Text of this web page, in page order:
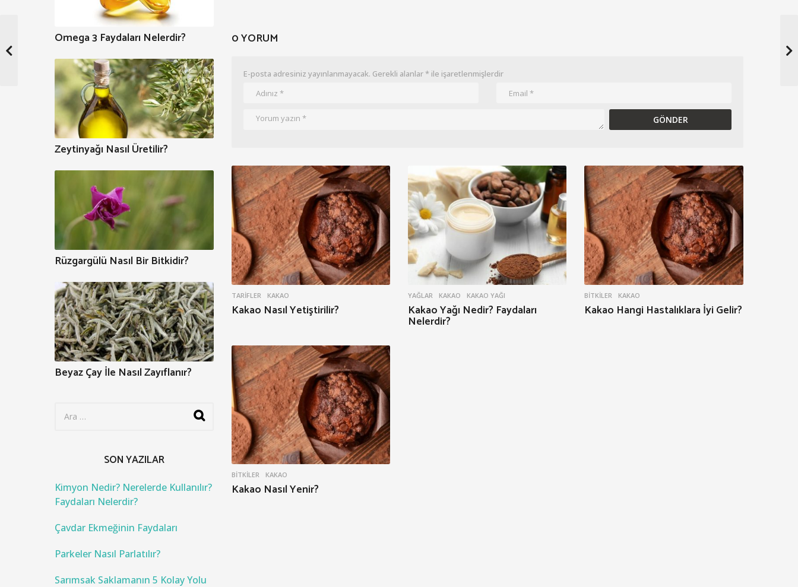
0 YORUM
E-posta adresiniz yayınlanmayacak. Gerekli alanlar*ile işaretlenmişlerdir
TARIFLER KAKAO
Kakao Nasıl Yetiştirilir?
YAĞLAR KAKAO ,KAKAO YAĞI
Kakao Yağı Nedir? Faydaları
Nelerdir?
BITKILER KAKAO
Kakao Hangi Hastalıklara İyi Gelir?
BITKILER KAKAO
Kakao Nasıl Yenir?
Omega 3 Faydaları Nelerdir?
Zeytinyağı Nasıl Üretilir?
Rüzgargülü Nasıl Bir Bitkidir?
Beyaz Çay İle Nasıl Zayıflanır?
o
r
SON YAZILAR
Kimyon Nedir? Nerelerde Kullanılır?
Faydaları Nelerdir?
Çavdar Ekmeğinin Faydaları
Parkeler Nasıl Parlatılır?
Sarımsak Saklamanın 5 Kolay Yolu